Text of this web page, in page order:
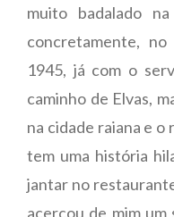
muito badalado
concretamente,
1945, já com o
caminho de Elvas,
na cidade raiana e
tem uma história
jantar no
acercou de mim um